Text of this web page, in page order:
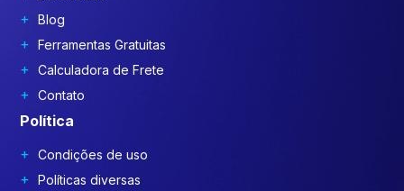
Blog
Ferramentas Gratuitas
Calculadora de Frete
Contato
Política
Condições de uso
Políticas diversas